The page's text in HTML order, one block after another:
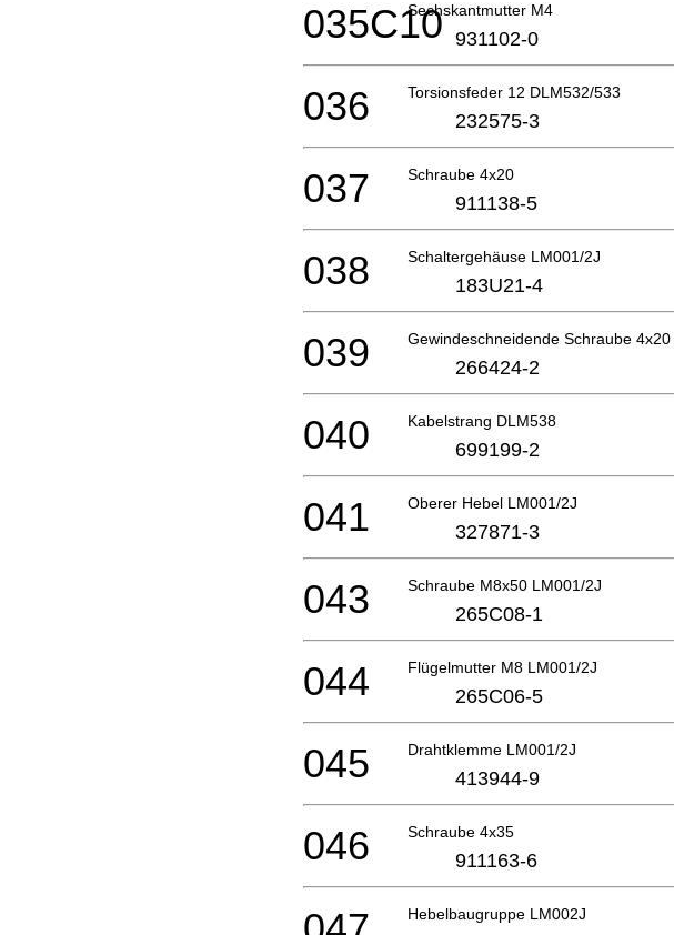
Sechskantmutter M4
035C10 931102-0
Torsionsfeder 12 DLM532/533
036 232575-3
Schraube 4x20
037 911138-5
Schaltergehäuse LM001/2J
038 183U21-4
Gewindeschneidende Schraube 4x20
039 266424-2
Kabelstrang DLM538
040 699199-2
Oberer Hebel LM001/2J
041 327871-3
Schraube M8x50 LM001/2J
043 265C08-1
Flügelmutter M8 LM001/2J
044 265C06-5
Drahtklemme LM001/2J
045 413944-9
Schraube 4x35
046 911163-6
Hebelbaugruppe LM002J